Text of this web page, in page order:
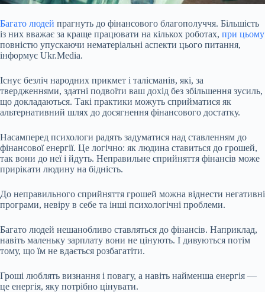
Багато людей прагнуть до фінансового благополуччя. Більшість
із них вважає за краще працювати на кількох роботах, при цьому
повністю упускаючи нематеріальні аспекти цього питання,
інформує Ukr.Media.
Існує безліч народних прикмет і талісманів, які, за
твердженнями, здатні подвоїти ваш дохід без збільшення зусиль,
що докладаються. Такі практики можуть сприйматися як
альтернативний шлях до досягнення фінансового достатку.
Насамперед психологи радять задуматися над ставленням до
фінансовоїенергії. Це логічно: як людина ставиться до грошей,
так вони до неї і йдуть. Неправильне сприйняття фінансів може
прирікати людину на бідність.
До неправильного сприйняття грошей можна віднести негативні
програми, невіру в себе та інші психологічні проблеми.
Багато людей нешанобливо ставляться до фінансів. Наприклад,
навіть маленьку зарплату вони не цінують. І дивуються потім
тому, що їм не вдається розбагатіти.
Гроші люблять визнання і повагу, а навіть найменша енергія —
це енергія, яку потрібно цінувати.